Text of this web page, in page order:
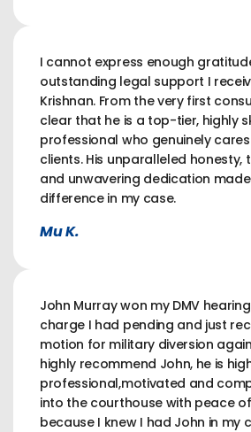
I cannot express enough
outstanding legal support I
Krishnan. From the very first
clear that he is a top-tier, highly
professional who genuinely
clients. His unparalleled honesty,
and unwavering dedication
difference in my case.
Mu K.
John Murray won my DMV
charge I had pending and just
motion for military diversion
highly recommend John, he is
professional,motivated and
into the courthouse with peace
because I knew I had John in my